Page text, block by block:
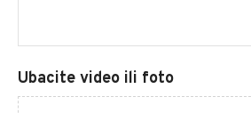
Ubacite video ili foto